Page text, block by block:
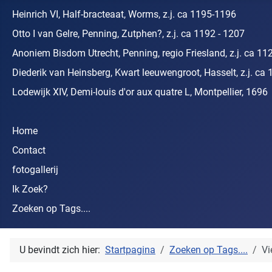
Heinrich VI, Half-bracteaat, Worms, z.j. ca 1195-1196
Otto I van Gelre, Penning, Zutphen?, z.j. ca 1192 - 1207
Anoniem Bisdom Utrecht, Penning, regio Friesland, z.j. ca
Diederik van Heinsberg, Kwart leeuwengroot, Hasselt, z.j. ca
Lodewijk XIV, Demi-louis d'or aux quatre L, Montpellier, 1696
Home
Contact
fotogallerij
Ik Zoek?
Zoeken op Tags....
U bevindt zich hier: Startpagina Zoeken op Tags....